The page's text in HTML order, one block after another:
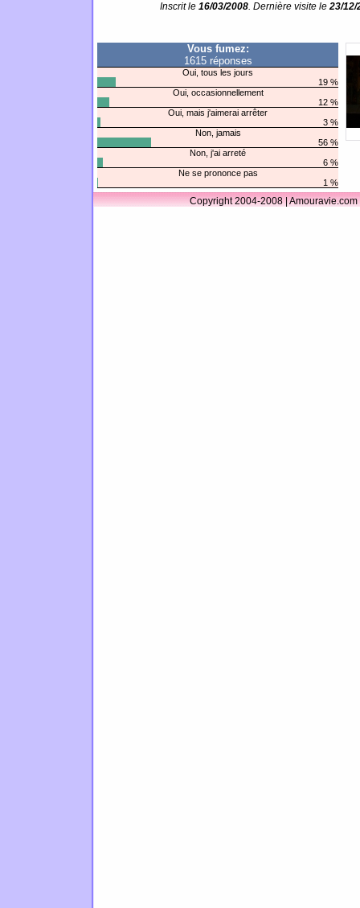
Inscrit le 16/03/2008. Dernière visite le23/12/
Vous fumez:
1615 réponses
Oui, tous les jours
19 %
Oui, occasionnellement
12 %
Oui, mais j'aimerai arrêter
3 %
Non, jamais
56 %
Non, j'ai arreté
6 %
Ne se prononce pas
1 %
Copyright 2004-2008 |